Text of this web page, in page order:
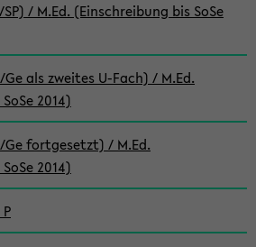
/ M.Ed. (Einschreibung bis SoSe
als zweites U-Fach) / M.Ed.
2014)
fortgesetzt) / M.Ed.
2014)